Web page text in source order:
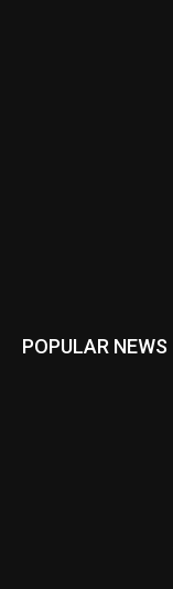
POPULAR NEWS